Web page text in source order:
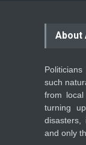
About
such
from
turning
disasters,
and only